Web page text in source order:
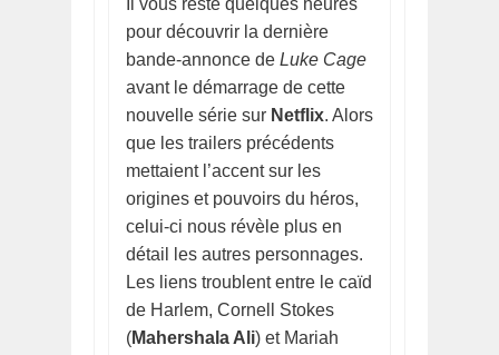
Il vous reste quelques heures
pour découvrir la dernière
bande-annonce de Luke Cage
avant le démarrage de cette
nouvelle série sur Netflix. Alors
que les trailers précédents
mettaient l’accent sur les
origines et pouvoirs du héros,
celui-ci nous révèle plus en
détail les autres personnages.
Les liens troublent entre le caïd
de Harlem, Cornell Stokes
(Mahershala Ali) et Mariah